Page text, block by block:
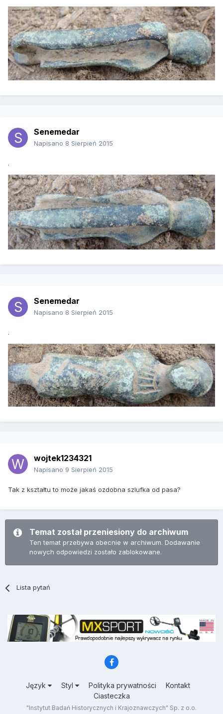
Senemedar
Napisano 8 Sierpień 2015
.
Senemedar
Napisano 8 Sierpień 2015
.
wojtek1234321
Napisano 9 Sierpień 2015
Tak z kształtu to może jakaś ozdobna szlufka od pasa?
Temat został przeniesiony do archiwum
Ten temat przebywa obecnie w archiwum. Dodawanie
nowych odpowiedzi zostało zablokowane.
Lista pytań
Język Styl Polityka prywatności
Kontakt
Ciasteczka
"Instytut Badań Historycznych i Krajoznawczych" Sp. z o.o.